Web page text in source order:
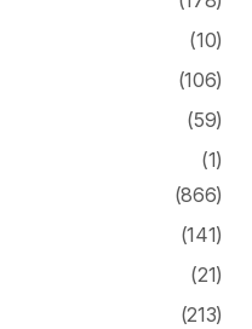
(10)
(106)
(59)
(1)
(866)
(141)
(21)
(213)